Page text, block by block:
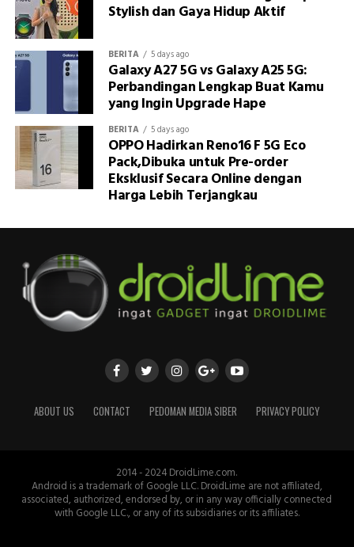
Stylish dan Gaya Hidup Aktif
BERITA 5 days ago
Galaxy A27 5G vs Galaxy A25 5G:
Perbandingan Lengkap Buat Kamu
yang Ingin Upgrade Hape
BERITA 5 days ago
OPPO Hadirkan Reno16 F 5G Eco
Pack,Dibuka untuk Pre-order
Eksklusif Secara Online dengan
Harga Lebih Terjangkau
ABOUT US CONTACT PEDOMAN MEDIA SIBER PRIVACY POLICY
2014 - 2024 DroidLime.com.
Android is a trademark of Google LLC. DroidLime are not affiliated,
associated, authorized, endorsed by, or in any way officially connected
with Google LLC., or any of its subsidiaries or its affiliates.